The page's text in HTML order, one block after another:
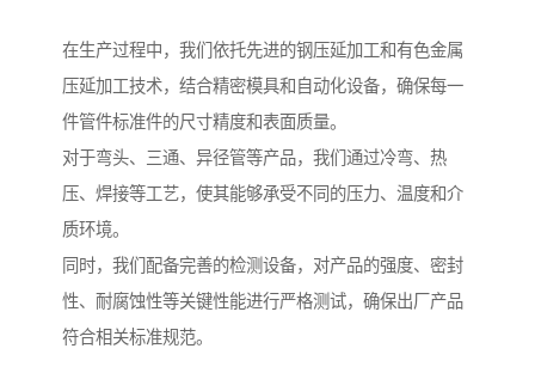
在生产过程中，我们依托先进的钢压延加工和有色金属
压延加工技术，结合精密模具和自动化设备，确保每一
件管件标准件的尺寸精度和表面质量。
对于弯头、三通、异径管等产品，我们通过冷弯、热
压、焊接等工艺，使其能够承受不同的压力、温度和介
质环境。
同时，我们配备完善的检测设备，对产品的强度、密封
性、耐腐蚀性等关键性能进行严格测试，确保出厂产品
符合相关标准规范。